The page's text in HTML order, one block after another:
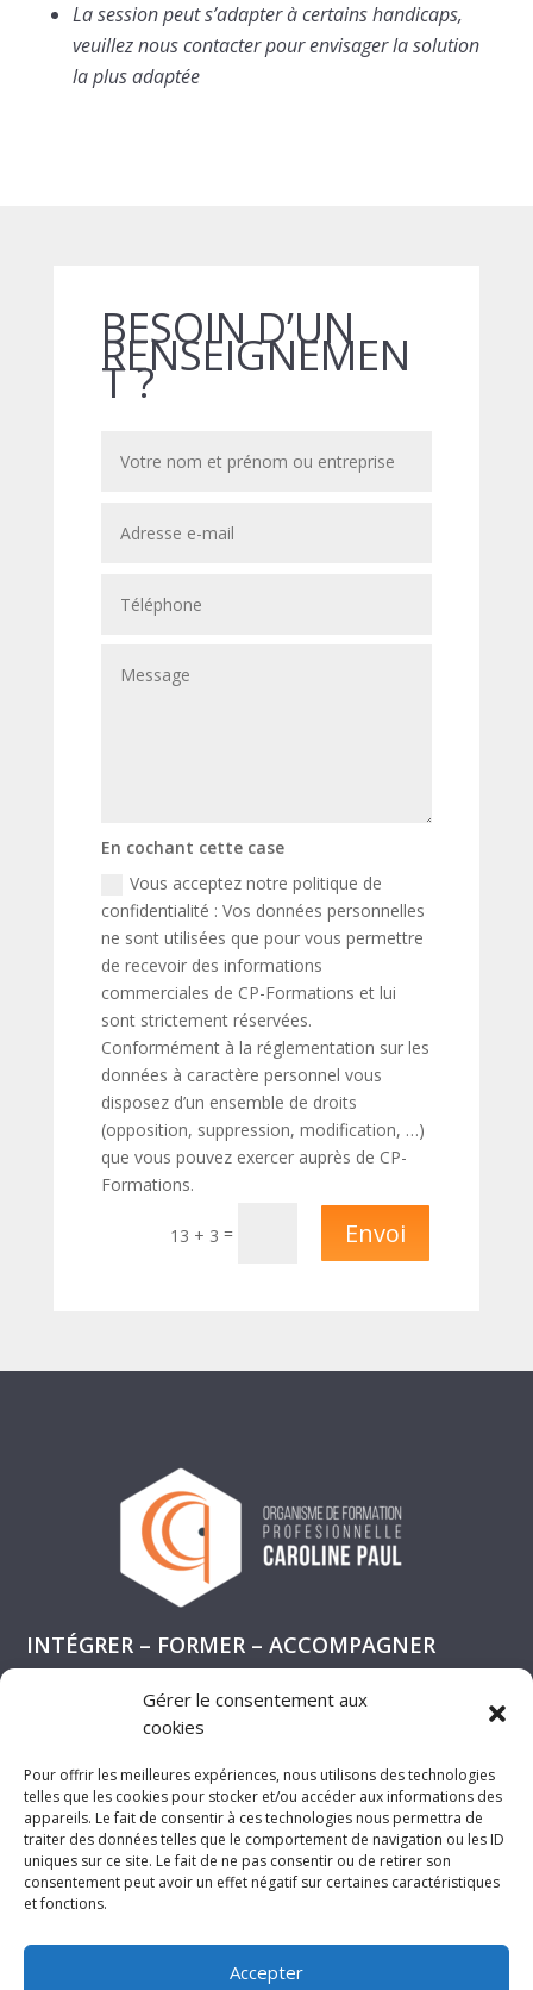
Gérer le consentement aux
cookies
Pour offrir les meilleures expériences, nous utilisons des technologies
telles que les cookies pour stocker et/ou accéder aux informations des
appareils. Le fait de consentir à ces technologies nous permettra de
traiter des données telles que le comportement de navigation ou les ID
uniques sur ce site. Le fait de ne pas consentir ou de retirer son
consentement peut avoir un effet négatif sur certaines caractéristiques
et fonctions.
Accepter
La session peut s’adapter à certains handicaps,
veuillez nous contacter pour envisager la solution
la plus adaptée
BESOIN D’UN
RENSEIGNEMEN
T ?
En cochant cette case
Vous acceptez notre politique de
confidentialité : Vos données personnelles
ne sont utilisées que pour vous permettre
de recevoir des informations
commerciales de CP-Formations et lui
sont strictement réservées.
Conformément à la réglementation sur les
données à caractère personnel vous
disposez d’un ensemble de droits
(opposition, suppression, modification, …)
que vous pouvez exercer auprès de CP-
Formations.
13 + 3 = Envoi
INTÉGRER – FORMER – ACCOMPAGNER
La certification qualité a été délivrée au titre de la catégorie
d’action suivante :
actions de formation